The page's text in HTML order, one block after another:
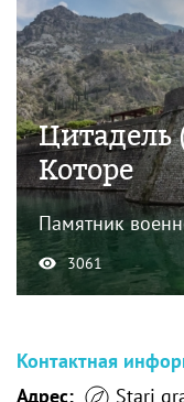
Цитадель
Которе
Памятник
3061
Контактная
Адрес:
Stari